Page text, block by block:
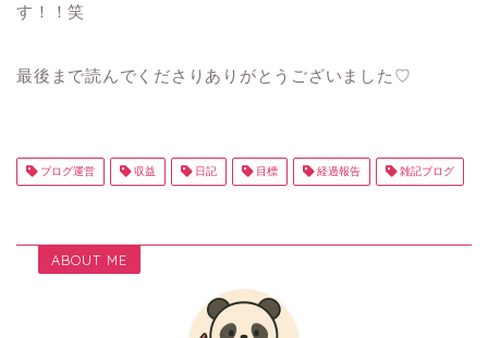
す！！笑
最後まで読んでくださりありがとうございました♡
ブログ運営 収益 日記 目標 経過報告 雑記ブログ
ABOUT ME